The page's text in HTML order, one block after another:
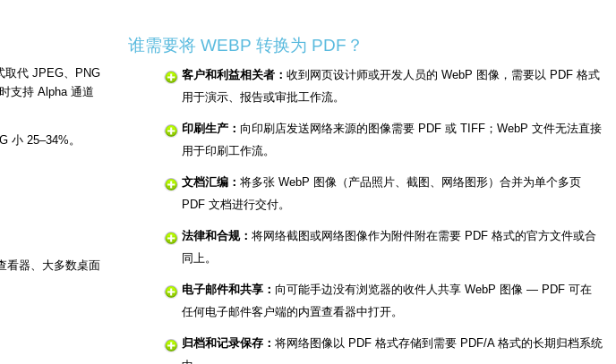
取代 JPEG、PNG
支持 Alpha 通道
小 25–34%。
看器、大多数桌面
谁需要将 WEBP 转换为 PDF？
客户和利益相关者： 收到网页设计师或开发人员的 WebP 图像，需要以 PDF 格式
用于演示、报告或审批工作流。
印刷生产： 向印刷店发送网络来源的图像需要 PDF 或 TIFF；WebP 文件无法直接
用于印刷工作流。
文档汇编： 将多张 WebP 图像（产品照片、截图、网络图形）合并为单个多页
PDF 文档进行交付。
法律和合规： 将网络截图或网络图像作为附件附在需要 PDF 格式的官方文件或合
同上。
电子邮件和共享： 向可能手边没有浏览器的收件人共享 WebP 图像 — PDF 可在
任何电子邮件客户端的内置查看器中打开。
归档和记录保存： 将网络图像以 PDF 格式存储到需要 PDF/A 格式的长期归档系统